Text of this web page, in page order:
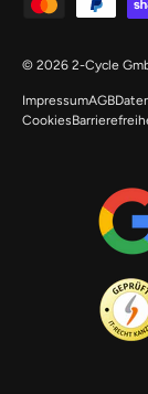
© 2026 2-Cycle
ImpressumAGB
Cookies